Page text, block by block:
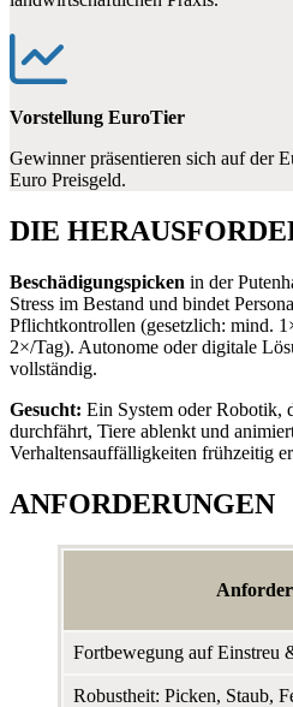
Vorstellung EuroTier
Gewinner präsentieren sich auf der
Euro Preisgeld.
DIE
Beschädigungspicken in der
Stress im Bestand und bindet
Pflichtkontrollen (gesetzlich: mind.
2×/Tag). Autonome oder digitale
vollständig.
Gesucht: Ein System oder Robotik,
durchfährt, Tiere ablenkt und
Verhaltensauffälligkeiten frühzeitig
ANFORDERUNGEN
Fortbewegung auf Einstreu
Robustheit: Picken, Staub,